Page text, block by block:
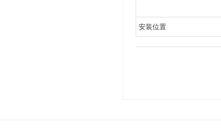
安装位置